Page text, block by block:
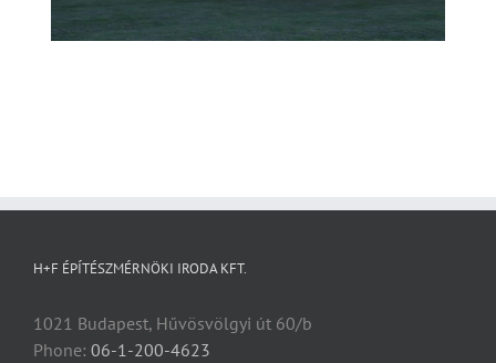
H+F ÉPÍTÉSZMÉRNÖKI IRODA KFT.
1021 Budapest, Hűvösvölgyi út 60/b
Phone: 06-1-200-4623